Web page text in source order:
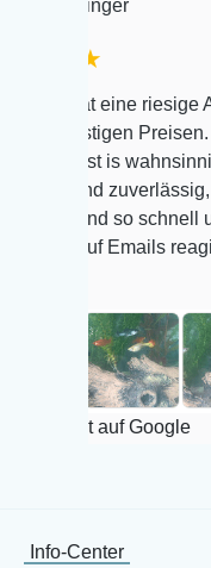
riesige Auswahl
Preisen. Der
wahnsinnig
noch
schnell und
reagiert wie
Info-Center